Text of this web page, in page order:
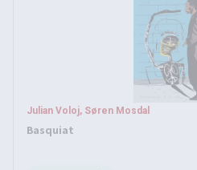
Julian Voloj, Søren Mosdal
Basquiat